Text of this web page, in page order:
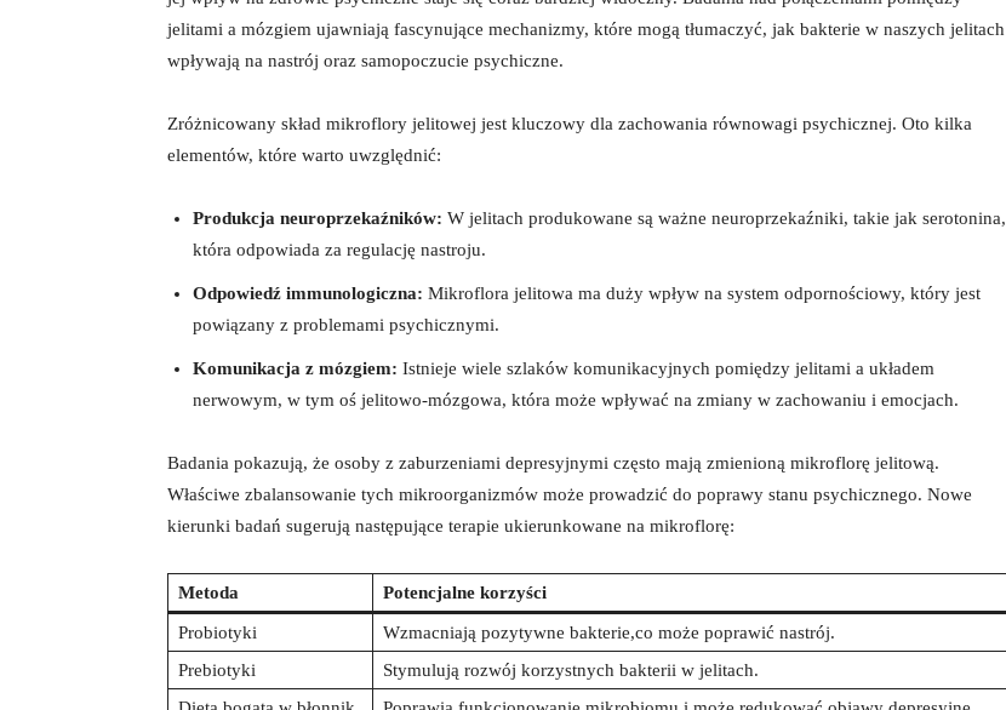
jelitami a mózgiem ujawniają fascynujące mechanizmy, które mogą tłumaczyć, jak bakterie w naszych jelitach
wpływają na nastrój oraz samopoczucie psychiczne.
Zróżnicowany skład mikroflory jelitowej jest kluczowy dla zachowania równowagi psychicznej. Oto kilka
elementów, które warto uwzględnić:
Produkcja neuroprzekaźników: W jelitach produkowane są ważne neuroprzekaźniki, takie jak serotonina,
która odpowiada za regulację nastroju.
Odpowiedź immunologiczna: Mikroflora jelitowa ma duży wpływ na system odpornościowy, który jest
powiązany z problemami psychicznymi.
Komunikacja z mózgiem: Istnieje wiele szlaków komunikacyjnych pomiędzy jelitami a układem
nerwowym, w tym oś jelitowo-mózgowa, która może wpływać na zmiany w zachowaniu i emocjach.
Badania pokazują, że osoby z zaburzeniami depresyjnymi często mają zmienioną mikroflorę jelitową.
Właściwe zbalansowanie tych mikroorganizmów może prowadzić do poprawy stanu psychicznego. Nowe
kierunki badań sugerują następujące terapie ukierunkowane na mikroflorę:
Metoda Potencjalne korzyści
Probiotyki
Wzmacniają pozytywne bakterie,co może poprawić nastrój.
Prebiotyki
Stymulują rozwój korzystnych bakterii w jelitach.